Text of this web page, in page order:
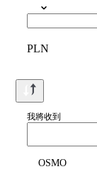
PLN
我將收到
OSMO